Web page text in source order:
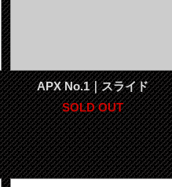
APX No.1｜スライド
SOLD OUT